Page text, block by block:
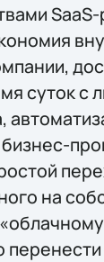
суток с
на